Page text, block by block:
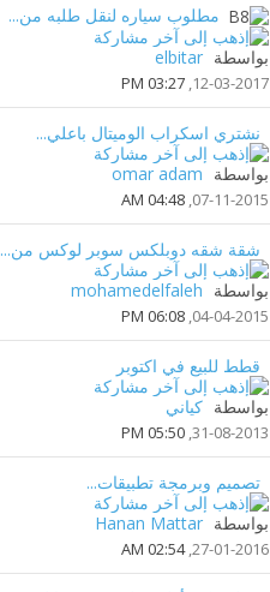
مطلوب سياره لنقل طلبه من...
بواسطة elbitar
12-03-2017,
03:27 PM
نشتري اسكراب الوميتال باعلي...
بواسطة omar adam
07-11-2015,
04:48 AM
شقة شقه دوبلكس سوبر لوكس من...
بواسطة mohamedelfaleh
04-04-2015,
06:08 PM
قطط للبيع في اكتوبر
بواسطة كياني
31-08-2013,
05:50 PM
تصميم وبرمجة تطبيقات...
بواسطة Hanan Mattar
27-01-2016,
02:54 AM